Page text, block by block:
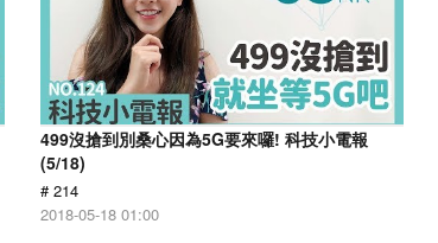
499沒搶到別桑心因為5G要來囉! 科技小電報
(5/18)
# 214
2018-05-18 01:00